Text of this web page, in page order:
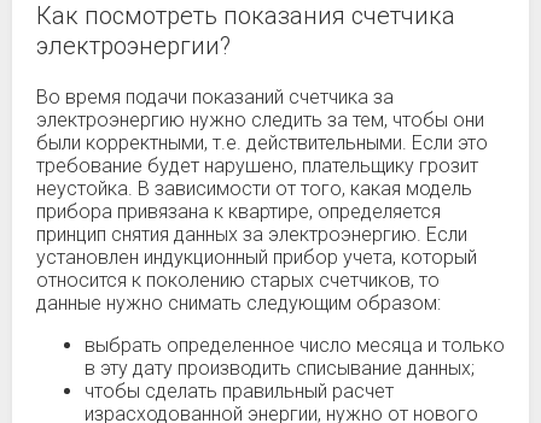
Как посмотреть показания счетчика
электроэнергии?
Во время подачи показаний счетчика за
электроэнергию нужно следить за тем, чтобы они
были корректными, т.е. действительными. Если это
требование будет нарушено, плательщику грозит
неустойка. В зависимости от того, какая модель
прибора привязана к квартире, определяется
принцип снятия данных за электроэнергию. Если
установлен индукционный прибор учета, который
относится к поколению старых счетчиков, то
данные нужно снимать следующим образом:
выбрать определенное число месяца и только
в эту дату производить списывание данных;
чтобы сделать правильный расчет
израсходованной энергии, нужно от нового